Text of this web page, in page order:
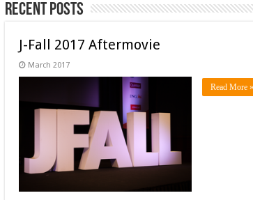
Recent Posts
J-Fall 2017 Aftermovie
March 2017
Read More »